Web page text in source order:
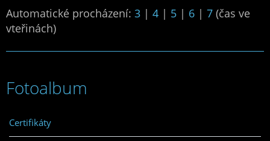
Automatické procházení: 3 | 4 | 5 | 6 | 7 (čas ve
vteřinách)
Fotoalbum
Certifikáty